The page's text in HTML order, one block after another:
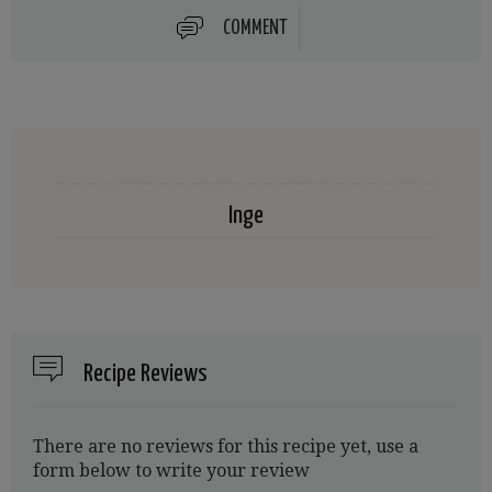
COMMENT
Inge
Recipe Reviews
There are no reviews for this recipe yet, use a
form below to write your review